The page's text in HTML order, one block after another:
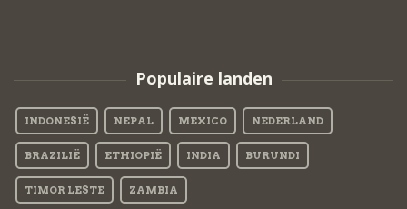
Populaire landen
INDONESIË NEPAL MEXICO NEDERLAND
BRAZILIË ETHIOPIË INDIA BURUNDI
TIMOR LESTE ZAMBIA